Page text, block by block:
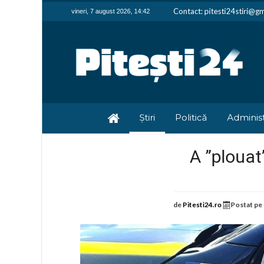
vineri, 7 august 2026, 14:42 Contact:
Știri Politică
A
de Pitesti24.ro Postat pe